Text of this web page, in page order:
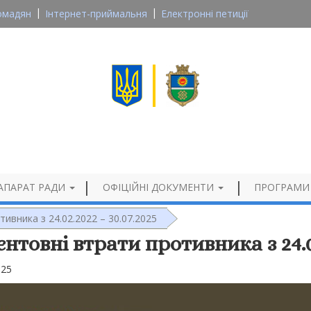
Інтернет-приймальня Електронні петиції
РАДИ ОФІЦІЙНІ ДОКУМЕНТИ
з 24.02.2022 – 30.07.2025
втрати противника з